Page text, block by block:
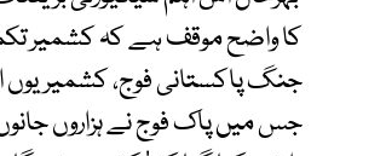
جس میں پاک فوج نے ہزاروں